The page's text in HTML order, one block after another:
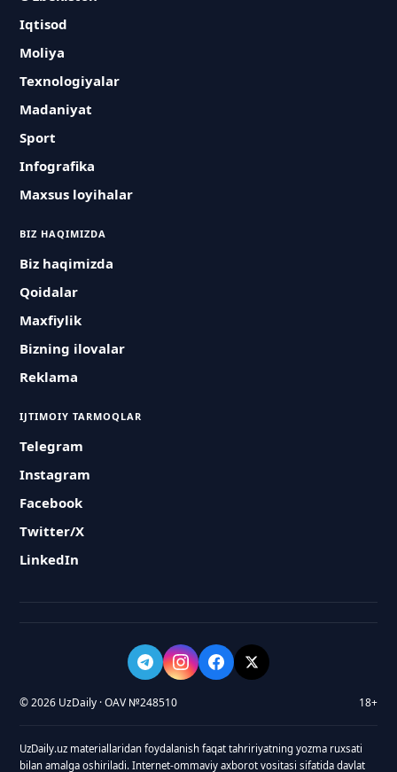
Iqtisod
Moliya
Texnologiyalar
Madaniyat
Sport
Infografika
Maxsus loyihalar
BIZ HAQIMIZDA
Biz haqimizda
Qoidalar
Maxfiylik
Bizning ilovalar
Reklama
IJTIMOIY TARMOQLAR
Telegram
Instagram
Facebook
Twitter/X
LinkedIn
© 2026 UzDaily · OAV №248510 18+
UzDaily.uz materiallaridan foydalanish faqat tahririyatning yozma ruxsati
bilan amalga oshiriladi. Internet-ommaviy axborot vositasi sifatida davlat